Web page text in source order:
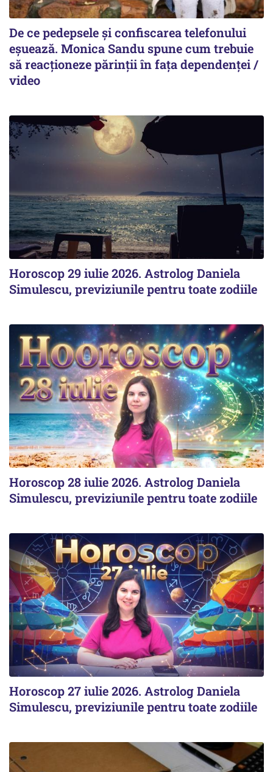
De ce pedepsele și confiscarea telefonului
eșuează. Monica Sandu spune cum trebuie
să reacționeze părinții în fața dependenței /
video
Horoscop 29 iulie 2026. Astrolog Daniela
Simulescu, previziunile pentru toate zodiile
Horoscop 28 iulie 2026. Astrolog Daniela
Simulescu, previziunile pentru toate zodiile
Horoscop 27 iulie 2026. Astrolog Daniela
Simulescu, previziunile pentru toate zodiile